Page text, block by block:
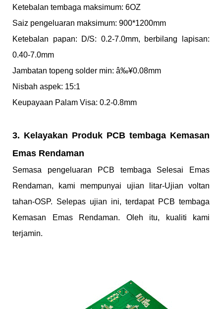
Ketebalan tembaga maksimum: 6OZ
Saiz pengeluaran maksimum: 900*1200mm
Ketebalan papan: D/S: 0.2-7.0mm, berbilang lapisan:
0.40-7.0mm
Jambatan topeng solder min: â‰¥0.08mm
Nisbah aspek: 15:1
Keupayaan Palam Visa: 0.2-0.8mm
3. Kelayakan Produk PCB tembaga Kemasan
Emas Rendaman
Semasa pengeluaran PCB tembaga Selesai Emas
Rendaman, kami mempunyai ujian litar-Ujian voltan
tahan-OSP. Selepas ujian ini, terdapat PCB tembaga
Kemasan Emas Rendaman. Oleh itu, kualiti kami
terjamin.